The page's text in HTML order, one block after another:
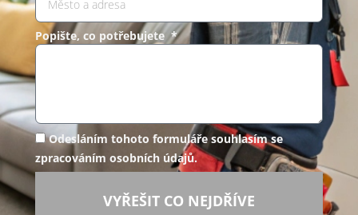
Popište, co potřebujete *
Odesláním tohoto formuláře souhlasím se
zpracováním osobních údajů.
VYŘEŠIT CO NEJDŘÍVE